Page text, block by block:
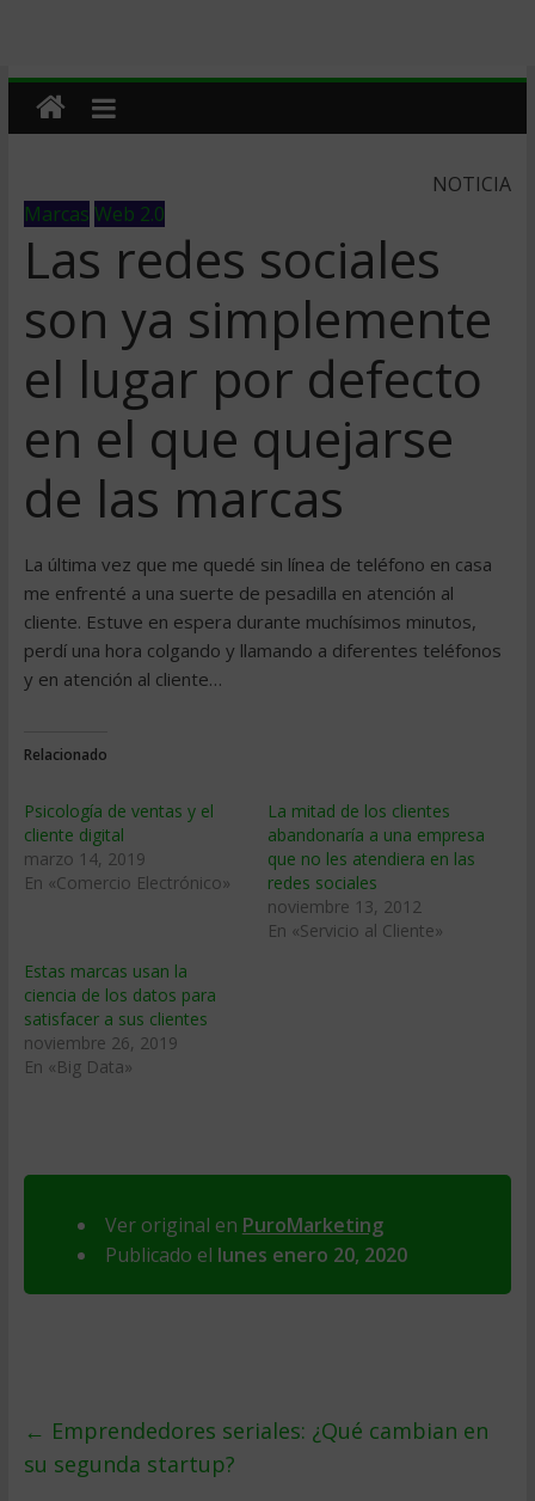
NOTICIA
Marcas Web 2.0
Las redes sociales
son ya simplemente
el lugar por defecto
en el que quejarse
de las marcas
La última vez que me quedé sin línea de teléfono en casa
me enfrenté a una suerte de pesadilla en atención al
cliente. Estuve en espera durante muchísimos minutos,
perdí una hora colgando y llamando a diferentes teléfonos
y en atención al cliente…
Relacionado
Psicología de ventas y el
cliente digital
marzo 14, 2019
En «Comercio Electrónico»
La mitad de los clientes
abandonaría a una empresa
que no les atendiera en las
redes sociales
noviembre 13, 2012
En «Servicio al Cliente»
Estas marcas usan la
ciencia de los datos para
satisfacer a sus clientes
noviembre 26, 2019
En «Big Data»
Ver original en PuroMarketing
Publicado el lunes enero 20, 2020
← Emprendedores seriales: ¿Qué cambian en
su segunda startup?